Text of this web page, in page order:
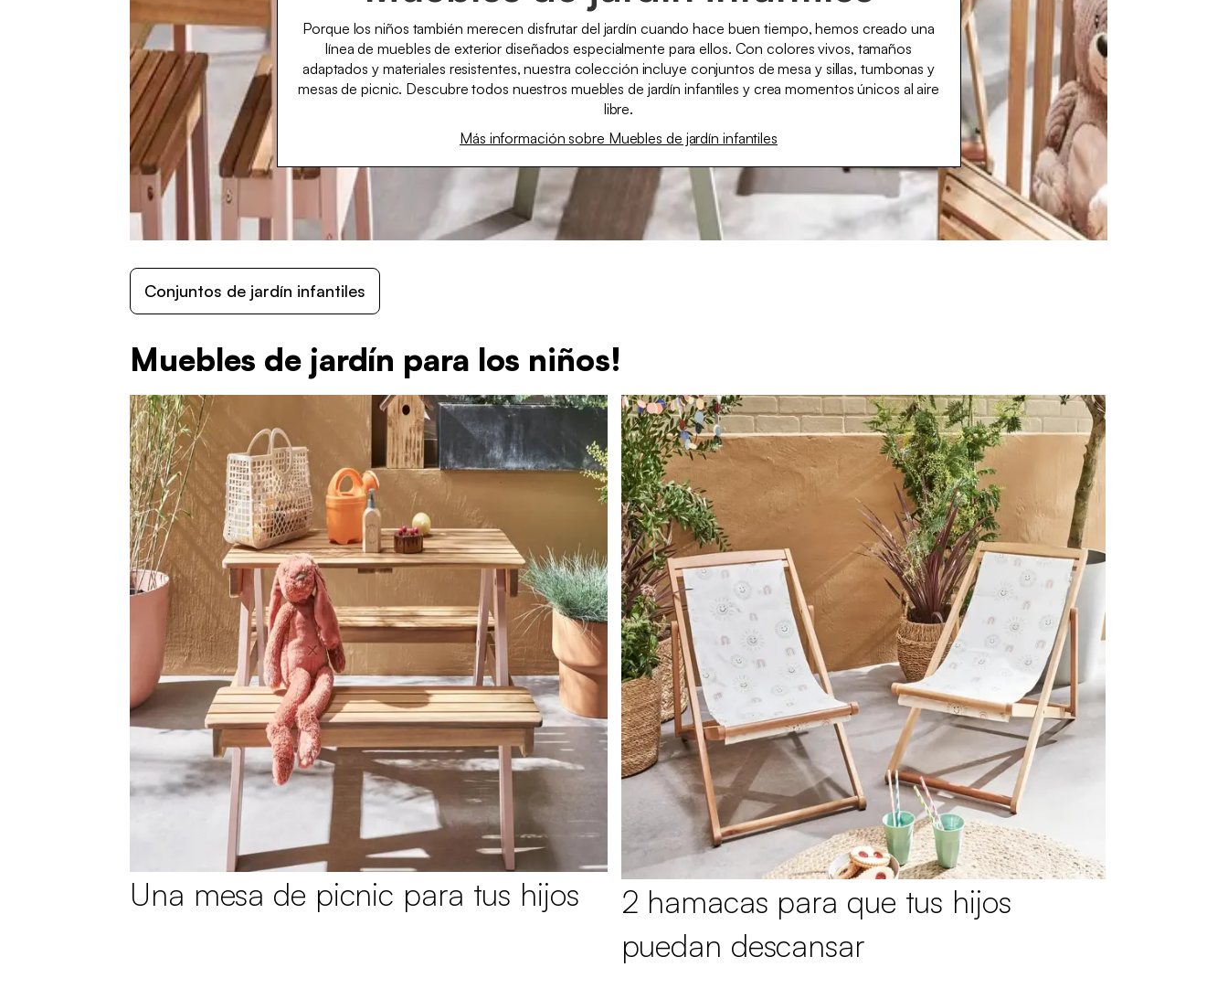
Porque los niños también merecen disfrutar del jardín cuando hace buen tiempo, hemos creado una
línea de muebles de exterior diseñados especialmente para ellos. Con colores vivos, tamaños
adaptados y materiales resistentes, nuestra colección incluye conjuntos de mesa y sillas, tumbonas y
mesas de picnic. Descubre todos nuestros muebles de jardín infantiles y crea momentos únicos al aire
libre.
Más información sobre Muebles de jardín infantiles
Conjuntos de jardín infantiles
Muebles de jardín para los niños!
Una mesa de picnic para tus hijos
2 hamacas para que tus hijos
puedan descansar